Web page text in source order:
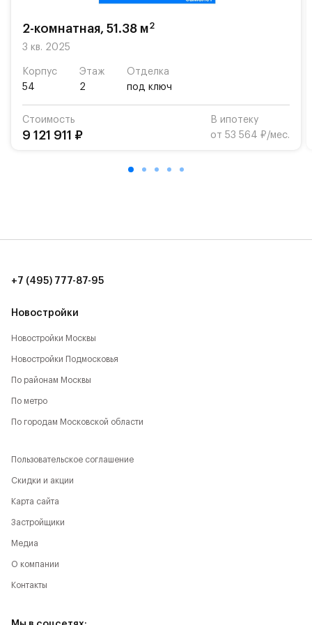
На территории квартала возведут детский сад и
возможность посещения частной гимназии
«Жуковка».
Для автомобилистов — закрытые озеленённые
парковки.
Территория квартала приватная, въезд
осуществляется по пропускам.#yan19-2r1521158#
2-комнатная, 51.38 м2
3 кв. 2025
Корпус
54
Этаж
2
Отделка
под ключ
Стоимость
9 121 911 ₽
В ипотеку
от 53 564 ₽/мес.
Новостройки
Новостройки Москвы
Новостройки Подмосковья
По районам Москвы
По метро
По городам Московской области
+7 (495) 777-87-95
Пользовательское соглашение
Скидки и акции
Карта сайта
Застройщики
Медиа
О компании
Контакты